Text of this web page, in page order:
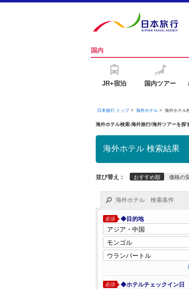
国内
JR+宿泊 国内ツアー
日本旅行 トップ> 海外ホテル> 海外ホテル
海外ホテル検索-海外旅行/海外ツアーを探
海外ホテル 検索結果
並び替え： おすすめ順 価格の
海外ホテル 検索条件
必須 ◆目的地
必須 ◆ホテルチェックイン日